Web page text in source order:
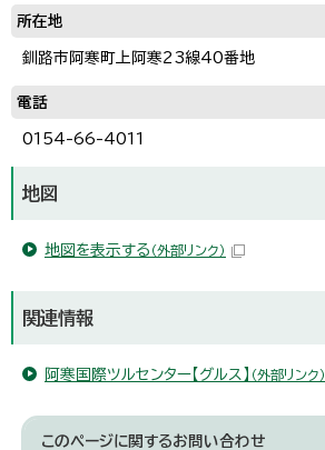
所在地
釧路市阿寒町上阿寒23線40番地
電話
0154-66-4011
地図
地図を表示する （外部リンク）
関連情報
阿寒国際ツルセンター【グルス】 （外部リンク）
このページに関するお問い合わせ